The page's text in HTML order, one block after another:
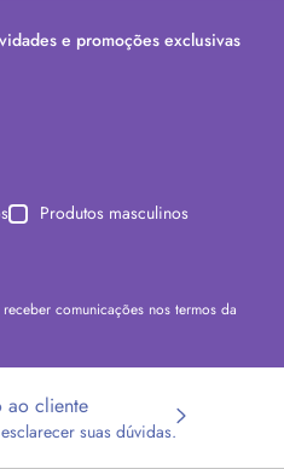
e promoções exclusivas
Produtos masculinos
comunicações nos termos da
ao cliente
suas dúvidas.